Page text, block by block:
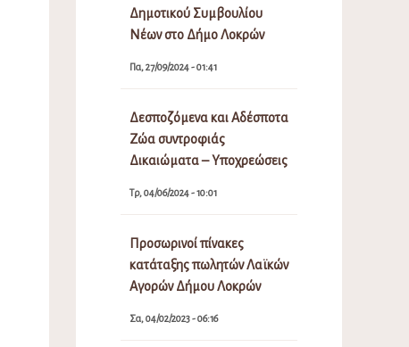
Δημοτικού Συμβουλίου
Νέων στο Δήμο Λοκρών
Πα, 27/09/2024 - 01:41
Δεσποζόμενα και Αδέσποτα
Ζώα συντροφιάς
Δικαιώματα – Υποχρεώσεις
Τρ, 04/06/2024 - 10:01
Προσωρινοί πίνακες
κατάταξης πωλητών Λαϊκών
Αγορών Δήμου Λοκρών
Σα, 04/02/2023 - 06:16